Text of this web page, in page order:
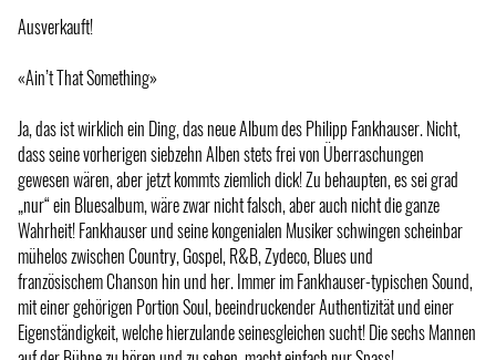
Ausverkauft!
«Ain’t That Something»
Ja, das ist wirklich ein Ding, das neue Album des Philipp Fankhauser. Nicht,
dass seine vorherigen siebzehn Alben stets frei von Überraschungen
gewesen wären, aber jetzt kommts ziemlich dick! Zu behaupten, es sei grad
„nur“ ein Bluesalbum, wäre zwar nicht falsch, aber auch nicht die ganze
Wahrheit! Fankhauser und seine kongenialen Musiker schwingen scheinbar
mühelos zwischen Country, Gospel, R&B, Zydeco, Blues und
französischem Chanson hin und her. Immer im Fankhauser-typischen Sound,
mit einer gehörigen Portion Soul, beeindruckender Authentizität und einer
Eigenständigkeit, welche hierzulande seinesgleichen sucht! Die sechs Mannen